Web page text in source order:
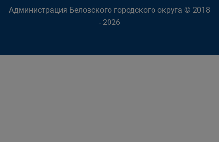
Администрация Беловского городского округа © 2018
- 2026